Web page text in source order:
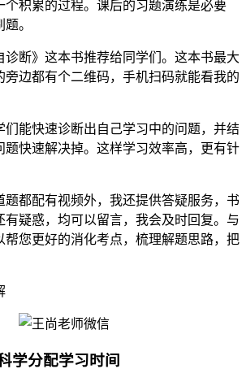
个积累的过程。课后的习题演练是必要
。
诊断》这本书推荐给同学们。这本书最大
旁边都有个二维码，手机扫码就能看我的
们能快速诊断出自己学习中的问题，并结
题快速解决掉。这样学习效率高，更有针
题都配有视频外，我还提供答疑服务，书
有疑惑，均可以留言，我会及时回复。与
帮您更好的消化考点，梳理解题思路，把
学分配学习时间